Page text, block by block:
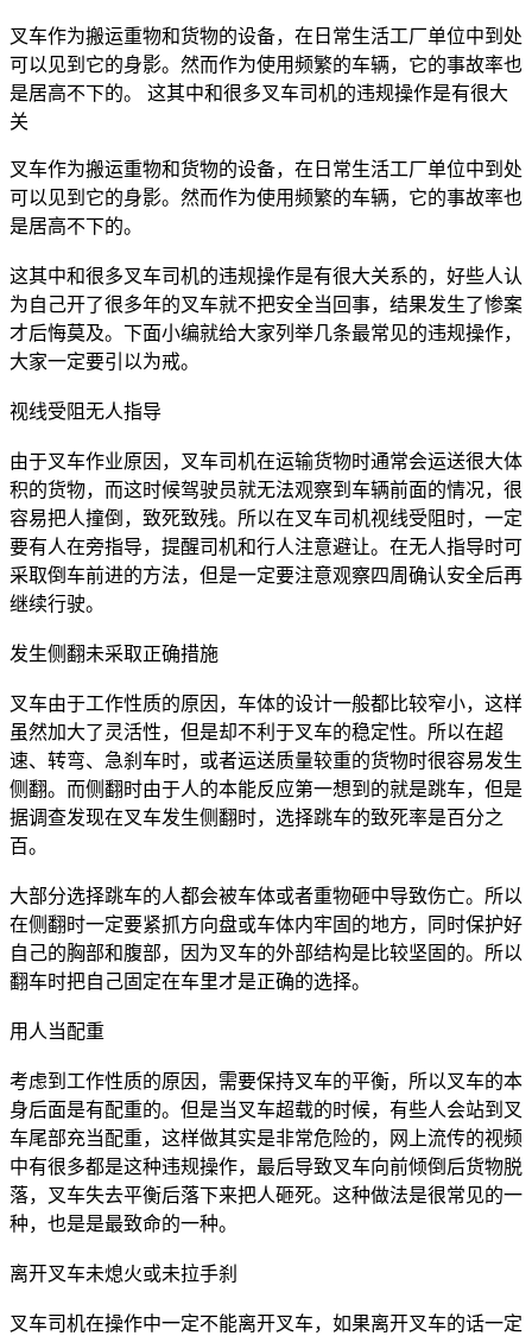
叉车作为搬运重物和货物的设备，在日常生活工厂单位中到处
可以见到它的身影。然而作为使用频繁的车辆，它的事故率也
是居高不下的。 这其中和很多叉车司机的违规操作是有很大
关
叉车作为搬运重物和货物的设备，在日常生活工厂单位中到处
可以见到它的身影。然而作为使用频繁的车辆，它的事故率也
是居高不下的。
这其中和很多叉车司机的违规操作是有很大关系的，好些人认
为自己开了很多年的叉车就不把安全当回事，结果发生了惨案
才后悔莫及。下面小编就给大家列举几条最常见的违规操作，
大家一定要引以为戒。
视线受阻无人指导
由于叉车作业原因，叉车司机在运输货物时通常会运送很大体
积的货物，而这时候驾驶员就无法观察到车辆前面的情况，很
容易把人撞倒，致死致残。所以在叉车司机视线受阻时，一定
要有人在旁指导，提醒司机和行人注意避让。在无人指导时可
采取倒车前进的方法，但是一定要注意观察四周确认安全后再
继续行驶。
发生侧翻未采取正确措施
叉车由于工作性质的原因，车体的设计一般都比较窄小，这样
虽然加大了灵活性，但是却不利于叉车的稳定性。所以在超
速、转弯、急刹车时，或者运送质量较重的货物时很容易发生
侧翻。而侧翻时由于人的本能反应第一想到的就是跳车，但是
据调查发现在叉车发生侧翻时，选择跳车的致死率是百分之
百。
大部分选择跳车的人都会被车体或者重物砸中导致伤亡。所以
在侧翻时一定要紧抓方向盘或车体内牢固的地方，同时保护好
自己的胸部和腹部，因为叉车的外部结构是比较坚固的。所以
翻车时把自己固定在车里才是正确的选择。
用人当配重
考虑到工作性质的原因，需要保持叉车的平衡，所以叉车的本
身后面是有配重的。但是当叉车超载的时候，有些人会站到叉
车尾部充当配重，这样做其实是非常危险的，网上流传的视频
中有很多都是这种违规操作，最后导致叉车向前倾倒后货物脱
落，叉车失去平衡后落下来把人砸死。这种做法是很常见的一
种，也是是最致命的一种。
离开叉车未熄火或未拉手刹
叉车司机在操作中一定不能离开叉车，如果离开叉车的话一定